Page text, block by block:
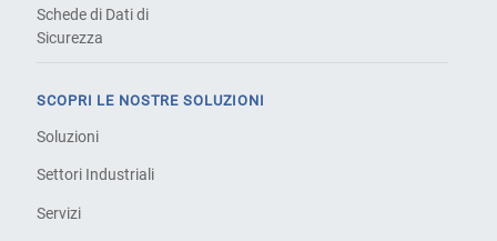
Schede di Dati di
Sicurezza
SCOPRI LE NOSTRE SOLUZIONI
Soluzioni
Settori Industriali
Servizi